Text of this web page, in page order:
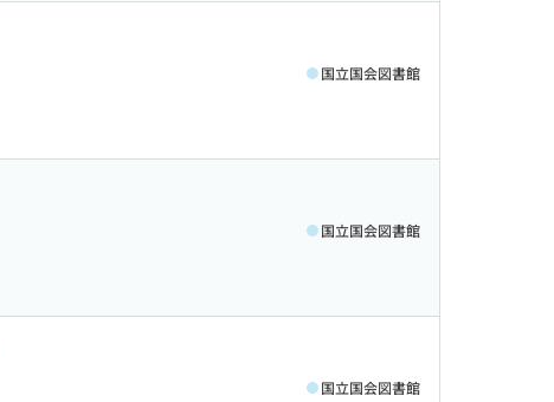
国立国会図書館
国立国会図書館
国立国会図書館